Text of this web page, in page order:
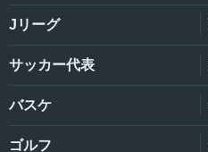
Jリーグ
サッカー代表
バスケ
ゴルフ